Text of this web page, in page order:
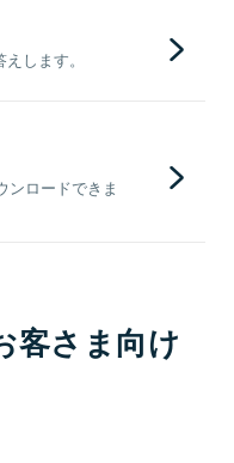
します。
ンロードできま
客さま向け